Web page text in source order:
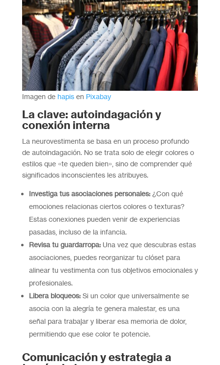
Imagen de hapisen Pixabay
La clave: autoindagación y
conexión interna
La neurovestimenta se basa en un proceso profundo
de autoindagación. No se trata solo de elegir colores o
estilos que «te queden bien», sino de comprender qué
significados inconscientes les atribuyes.
Investiga tus asociaciones personales: ¿Con qué
emociones relacionas ciertos colores o texturas?
Estas conexiones pueden venir de experiencias
pasadas, incluso de la infancia.
Revisa tu guardarropa: Una vez que descubras estas
asociaciones, puedes reorganizar tu clóset para
alinear tu vestimenta con tus objetivos emocionales y
profesionales.
Libera bloqueos: Si un color que universalmente se
asocia con la alegría te genera malestar, es una
señal para trabajar y liberar esa memoria de dolor,
permitiendo que ese color te potencie.
Comunicación y estrategia a